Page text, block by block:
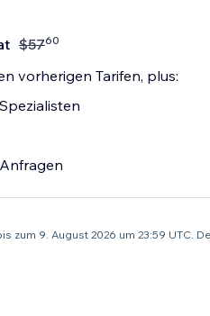
$5760
vorherigen Tarifen, plus:
zum 9. August 2026 um 23:59 UTC.